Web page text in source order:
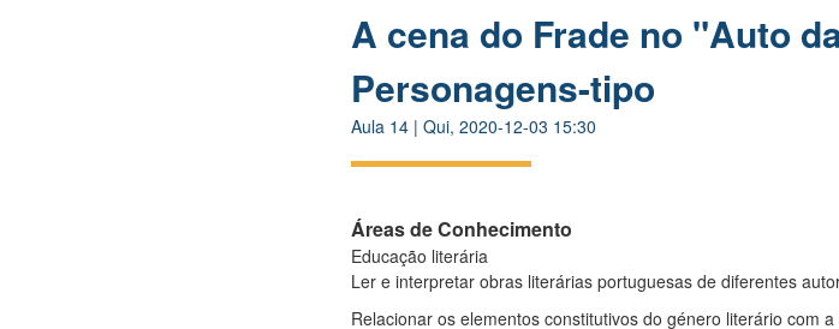
A cena do Frade no "Auto
Personagens-tipo
Aula 14 | Qui, 2020-12-03 15:30
Áreas de Conhecimento
Educação literária
Ler e interpretar obras literárias portuguesas de diferentes
Relacionar os elementos constitutivos do género literário com